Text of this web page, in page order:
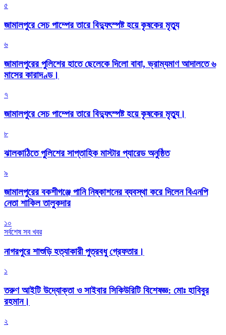
৫
জামালপুরে সেচ পাম্পের তারে বিদ্যুৎস্পষ্ট হয়ে কৃষকের মৃত্যু
৬
জামালপুরের পুলিশের হাতে ছেলেকে দিলো বাবা, ভ্রাম্যমাণ আদালতে ৬
মাসের কারাদণ্ড।
৭
জামালপুরে সেচ পাম্পের তারে বিদ্যুৎস্পষ্ট হয়ে কৃষকের মৃত্যু।
৮
‎ঝালকাঠিতে পুলিশের সাপ্তাহিক মাস্টার প্যারেড অনুষ্ঠিত
৯
জামালপুরের বকশীগঞ্জে পানি নিষ্কাশনের ব্যবস্থা করে দিলেন বিএনপি
নেতা শাকিল তালুকদার
১০
সর্বশেষ সব খবর
নাগরপুরে শাশুড়ি হত্যাকারী পুত্রবধু গ্রেফতার।
১
তরুণ আইটি উদ্যোক্তা ও সাইবার সিকিউরিটি বিশেষজ্ঞ: মোঃ হাবিবুর
রহমান।
২